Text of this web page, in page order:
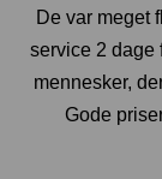
De var meget
service 2 dage
mennesker,
Gode